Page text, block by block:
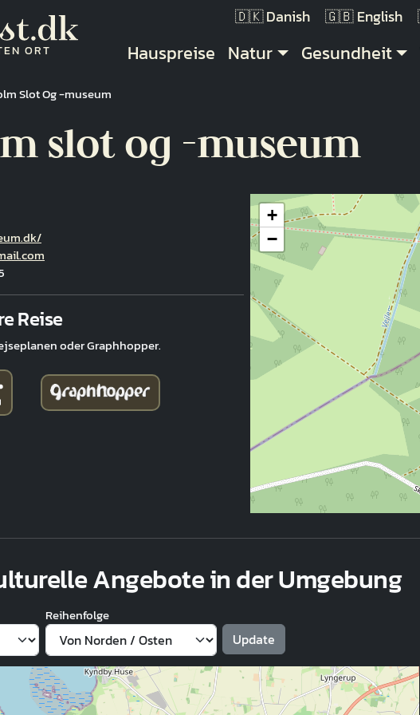
ORT
Danish English
Hauptnavigation
Hauspreise Natur Gesundheit
Slot Og -museum
slot og -museum
Reise
oder Graphhopper.
+
−
Angebote in der Umgebung
Reihenfolge